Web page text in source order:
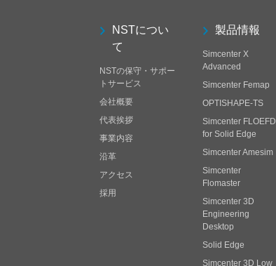
NSTについ
て
NSTの保守・サポー
トサービス
会社概要
代表挨拶
事業内容
沿革
アクセス
採用
製品情報
Simcenter X
Advanced
Simcenter Femap
OPTISHAPE-TS
Simcenter FLOEFD
for Solid Edge
Simcenter Amesim
Simcenter
Flomaster
Simcenter 3D
Engineering
Desktop
Solid Edge
Simcenter 3D Low